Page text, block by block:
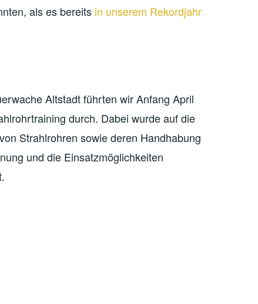
als es bereits in unserem Rekordjahr
Altstadt führten wir Anfang April
durch. Dabei wurde auf die
Strahlrohren sowie deren Handhabung
und die Einsatzmöglichkeiten